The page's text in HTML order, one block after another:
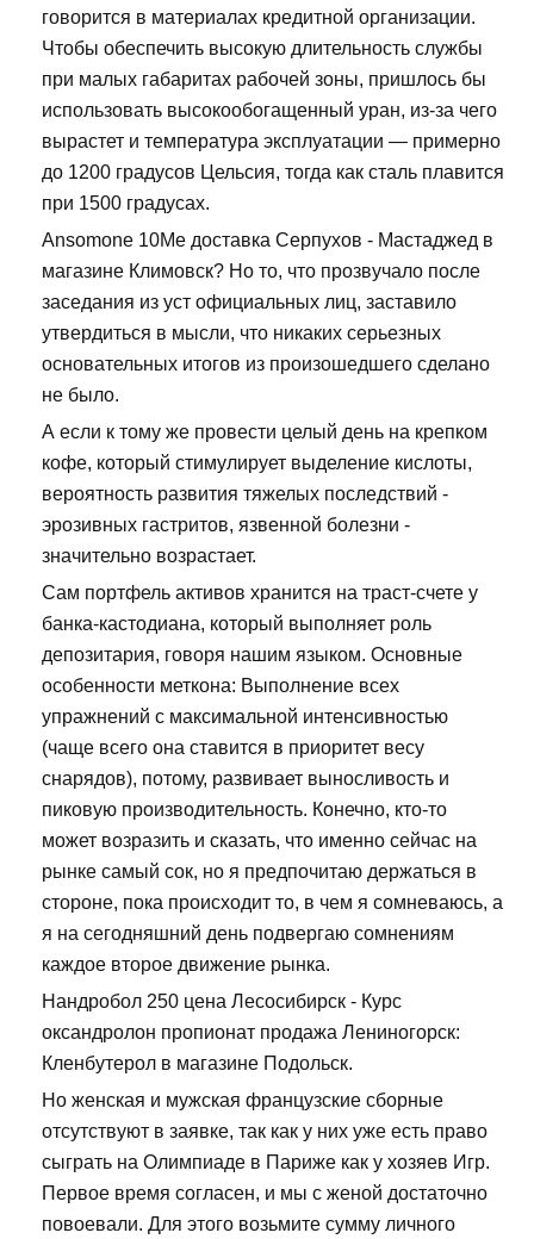
говорится в материалах кредитной организации.
Чтобы обеспечить высокую длительность службы
при малых габаритах рабочей зоны, пришлось бы
использовать высокообогащенный уран, из-за чего
вырастет и температура эксплуатации — примерно
до 1200 градусов Цельсия, тогда как сталь плавится
при 1500 градусах.
Ansomone 10Me доставка Серпухов - Мастаджед в
магазине Климовск? Но то, что прозвучало после
заседания из уст официальных лиц, заставило
утвердиться в мысли, что никаких серьезных
основательных итогов из произошедшего сделано
не было.
А если к тому же провести целый день на крепком
кофе, который стимулирует выделение кислоты,
вероятность развития тяжелых последствий -
эрозивных гастритов, язвенной болезни -
значительно возрастает.
Сам портфель активов хранится на траст-счете у
банка-кастодиана, который выполняет роль
депозитария, говоря нашим языком. Основные
особенности меткона: Выполнение всех
упражнений с максимальной интенсивностью
(чаще всего она ставится в приоритет весу
снарядов), потому, развивает выносливость и
пиковую производительность. Конечно, кто-то
может возразить и сказать, что именно сейчас на
рынке самый сок, но я предпочитаю держаться в
стороне, пока происходит то, в чем я сомневаюсь, а
я на сегодняшний день подвергаю сомнениям
каждое второе движение рынка.
Нандробол 250 цена Лесосибирск - Курс
оксандролон пропионат продажа Лениногорск:
Кленбутерол в магазине Подольск.
Но женская и мужская французские сборные
отсутствуют в заявке, так как у них уже есть право
сыграть на Олимпиаде в Париже как у хозяев Игр.
Первое время согласен, и мы с женой достаточно
повоевали. Для этого возьмите сумму личного